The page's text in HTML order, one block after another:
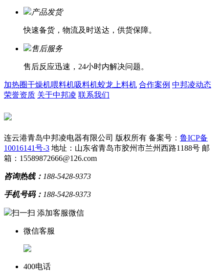
产品发货
快速备货，物流及时送达，供货保障。
售后服务
售后反应迅速，24小时内解决问题。
加热圈干燥机喂料机吸料机蛟龙上料机 合作案例 中邦凌动态
荣誉资质 关于中邦凌 联系我们
连云港青岛中邦凌电器有限公司 版权所有 备案号： 鲁ICP备
10016141号-3 地址：山东省青岛市胶州市兰州西路1188号 邮
箱：15589872666@126.com
咨询热线： 188-5428-9373
手机号码： 188-5428-9373
扫一扫 添加客服微信
微信客服
400电话